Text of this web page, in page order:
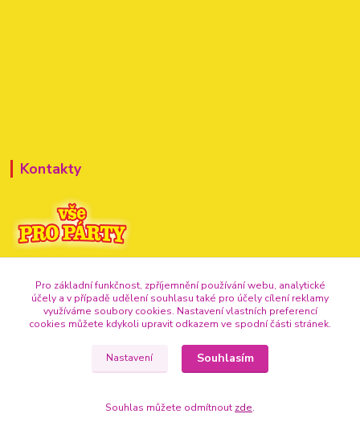
Kontakty
info@vse-pro-party.cz
Pro základní funkčnost, zpříjemnění používání webu, analytické
účely a v případě udělení souhlasu také pro účely cílení reklamy
využíváme soubory cookies. Nastavení vlastních preferencí
cookies můžete kdykoli upravit odkazem ve spodní části stránek.
Nastavení Souhlasím
Souhlas můžete odmítnout zde.